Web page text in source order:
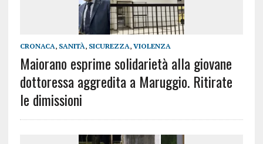
CRONACA, SANITÀ, SICUREZZA, VIOLENZA
Maiorano esprime solidarietà alla giovane
dottoressa aggredita a Maruggio. Ritirate
le dimissioni